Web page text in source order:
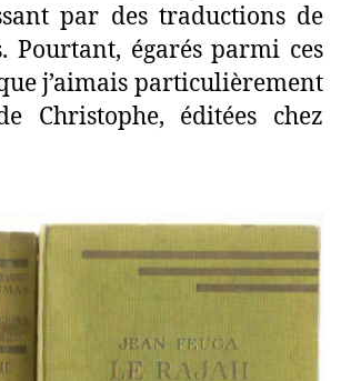
par des traductions de
égarés parmi ces
j’aimais particulièrement
Christophe, éditées chez